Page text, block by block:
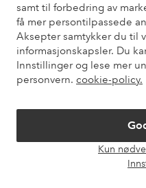
samt til forbedring av
få mer persontilpassede
Aksepter samtykker du til
informasjonskapsler. Du
Innstillinger og lese mer
personvern. cookie-policy.
Kun
Kundeservice
Mine sider